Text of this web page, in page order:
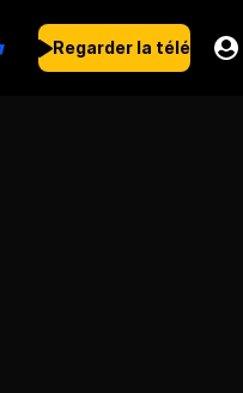
Regarder la télé